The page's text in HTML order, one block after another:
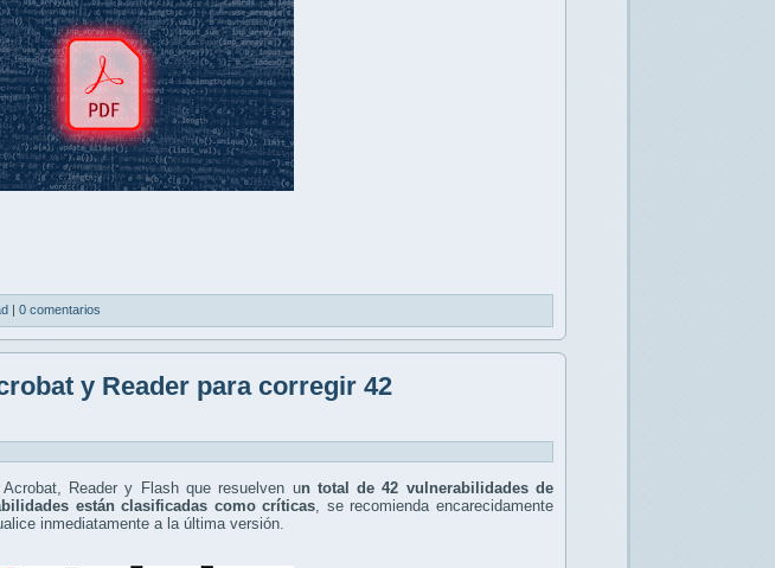
| 0 comentarios
y Reader para corregir 42
Reader y Flash que resuelven un total de 42 vulnerabilidades de
están clasificadas como críticas, se recomienda encarecidamente
inmediatamente a la última versión.